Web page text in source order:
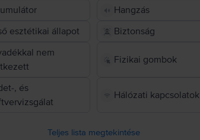
Hangzás
esztétikai állapot
Biztonság
nem
Fizikai gombok
, és
Hálózati kapcsolatok
Teljes lista megtekintése